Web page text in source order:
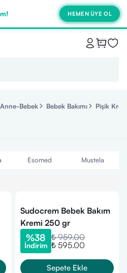
HEMEN ÜYE OL
Anne-Bebek Bebek Bakımı Pişik
Esomed Mustela
Sudocrem Bebek Bakım
Kremi 250 gr
%38
İndirim
₺ 959.00
₺ 595.00
Sepete Ekle